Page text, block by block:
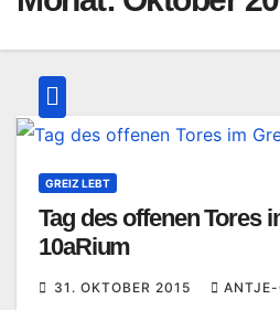
GREIZ LEBT
Tag des offenen Tores
10aRium
31. OKTOBER 2015 ANTJE-